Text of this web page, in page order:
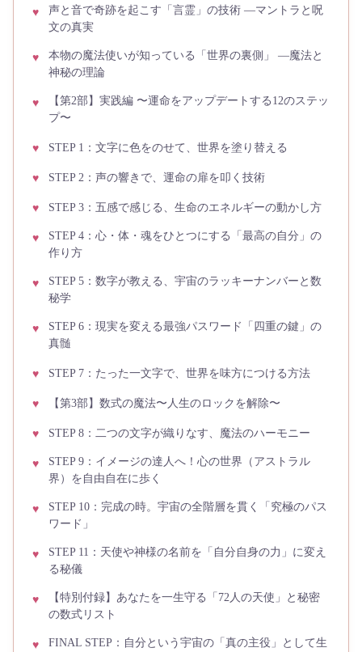
声と音で奇跡を起こす「言霊」の技術 ―マントラと呪
文の真実
本物の魔法使いが知っている「世界の裏側」 ―魔法と
神秘の理論
【第2部】実践編 〜運命をアップデートする12のステッ
プ〜
STEP 1：文字に色をのせて、世界を塗り替える
STEP 2：声の響きで、運命の扉を叩く技術
STEP 3：五感で感じる、生命のエネルギーの動かし方
STEP 4：心・体・魂をひとつにする「最高の自分」の
作り方
STEP 5：数字が教える、宇宙のラッキーナンバーと数
秘学
STEP 6：現実を変える最強パスワード「四重の鍵」の
真髄
STEP 7：たった一文字で、世界を味方につける方法
【第3部】数式の魔法〜人生のロックを解除〜
STEP 8：二つの文字が織りなす、魔法のハーモニー
STEP 9：イメージの達人へ！心の世界（アストラル
界）を自由自在に歩く
STEP 10：完成の時。宇宙の全階層を貫く「究極のパス
ワード」
STEP 11：天使や神様の名前を「自分自身の力」に変え
る秘儀
【特別付録】あなたを一生守る「72人の天使」と秘密
の数式リスト
FINAL STEP：自分という宇宙の「真の主役」として生